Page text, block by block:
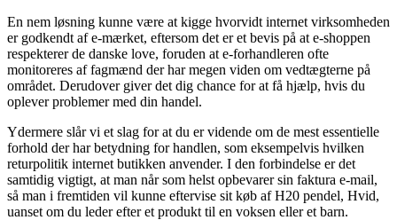
En nem løsning kunne være at kigge hvorvidt internet virksomheden
er godkendt af e-mærket, eftersom det er et bevis på at e-shoppen
respekterer de danske love, foruden at e-forhandleren ofte
monitoreres af fagmænd der har megen viden om vedtægterne på
området. Derudover giver det dig chance for at få hjælp, hvis du
oplever problemer med din handel.
Ydermere slår vi et slag for at du er vidende om de mest essentielle
forhold der har betydning for handlen, som eksempelvis hvilken
returpolitik internet butikken anvender. I den forbindelse er det
samtidig vigtigt, at man når som helst opbevarer sin faktura e-mail,
så man i fremtiden vil kunne eftervise sit køb af H20 pendel, Hvid,
uanset om du leder efter et produkt til en voksen eller et barn.